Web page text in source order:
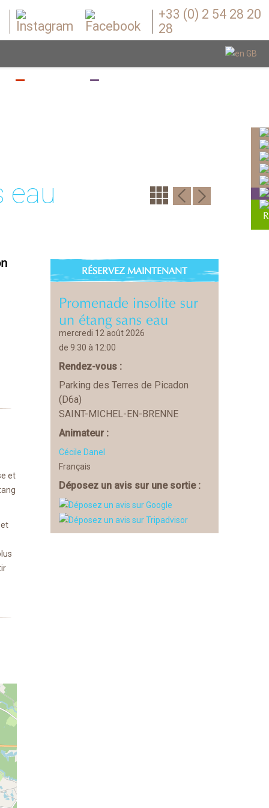
+33 (0) 2 54 28 20
28
eau
RÉSERVEZ MAINTENANT
Promenade insolite sur
un étang sans eau
mercredi 12 août 2026
de 9:30 à 12:00
Rendez-vous :
Parking des Terres de Picadon
(D6a)
SAINT-MICHEL-EN-BRENNE
Animateur :
Cécile Danel
Français
Déposez un avis sur une sortie :
et